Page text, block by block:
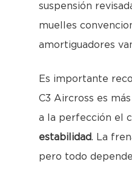
suspensión
muelles
amortiguadores
Es importante
C3 Aircross es
a la perfección el
estabilidad. La
pero todo